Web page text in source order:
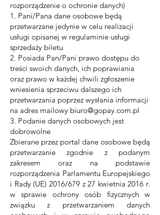
rozporządzenie o ochronie danych)
1. Pani/Pana dane osobowe będą
przetwarzane jedynie w celu realizacji
usługi opisanej w regulaminie usługi
sprzedaży biletu
2. Posiada Pan/Pani prawo dostępu do
treści swoich danych, ich poprawiania
oraz prawo w każdej chwili zgłoszenie
wniesienia sprzeciwu dalszego ich
przetwarzania poprzez wysłania informacji
na adres mailowy biuro@gopay.com.pl
3. Podanie danych osobowych jest
dobrowolne
Zbierane przez portal dane osobowe będą
przetwarzanie zgodnie z podanym
zakresem oraz na podstawie
rozporządzenia Parlamentu Europejskiego
i Rady (UE) 2016/679 z 27 kwietnia 2016 r.
w sprawie ochrony osób fizycznych w
związku z przetwarzaniem danych